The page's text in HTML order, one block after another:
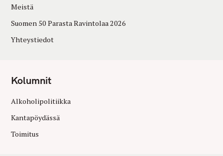
Meistä
Suomen 50 Parasta Ravintolaa 2026
Yhteystiedot
Kolumnit
Alkoholipolitiikka
Kantapöydässä
Toimitus